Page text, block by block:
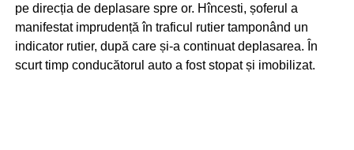
pe direcția de deplasare spre or. Hîncesti, șoferul a
manifestat imprudență în traficul rutier tamponând un
indicator rutier, după care și-a continuat deplasarea. În
scurt timp conducătorul auto a fost stopat și imobilizat.